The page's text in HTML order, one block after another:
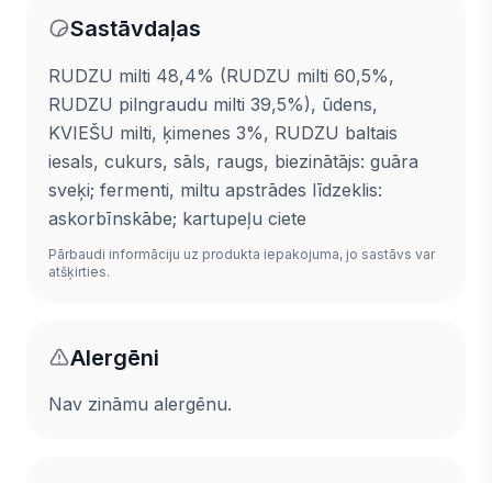
Sastāvdaļas
RUDZU milti 48,4% (RUDZU milti 60,5%,
RUDZU pilngraudu milti 39,5%), ūdens,
KVIEŠU milti, ķimenes 3%, RUDZU baltais
iesals, cukurs, sāls, raugs, biezinātājs: guāra
sveķi; fermenti, miltu apstrādes līdzeklis:
askorbīnskābe; kartupeļu ciete
Pārbaudi informāciju uz produkta iepakojuma, jo sastāvs var
atšķirties.
Alergēni
Nav zināmu alergēnu.